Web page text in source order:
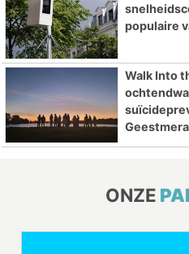
populaire
Walk Into
ONZE